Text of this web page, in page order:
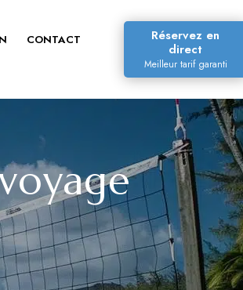
CONTACT
Réservez en
direct
Meilleur tarif garanti